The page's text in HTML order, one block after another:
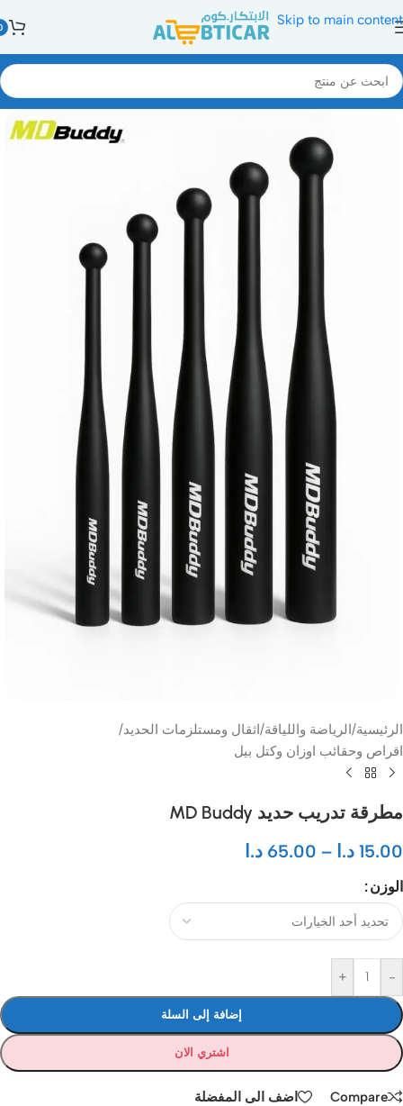
Skip to main content
الرئيسية/الرياضة واللياقة/اثقال ومستلزمات الحديد/
اقراص وحقائب اوزان وكتل بيل
مطرقة تدريب حديد MD Buddy
15.00 د.ا –
65.00 د.ا
الوزن
-
+
إضافة إلى السلة
اشتري الان
Compare اضف الى المفضلة